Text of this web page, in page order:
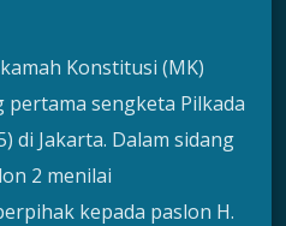
Konstitusi (MK)
sengketa Pilkada
di Jakarta. Dalam sidang
2 menilai
kepada paslon H.